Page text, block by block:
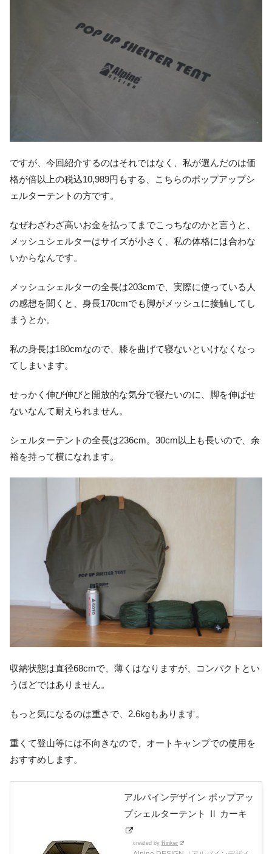
ですが、今回紹介するのはそれではなく、私が選んだのは価
格が倍以上の税込10,989円もする、こちらのポップアップシ
ェルターテントの方です。
なぜわざわざ高いお金を払ってまでこっちなのかと言うと、
メッシュシェルターはサイズが小さく、私の体格には合わな
いからなんです。
メッシュシェルターの全長は203cmで、実際に使っている人
の感想を聞くと、身長170cmでも脚がメッシュに接触してし
まうとか。
私の身長は180cmなので、膝を曲げて寝ないといけなくなっ
てしまいます。
せっかく伸び伸びと開放的な気分で寝たいのに、脚を伸ばせ
ないなんて耐えられません。
シェルターテントの全長は236cm。30cm以上も長いので、余
裕を持って横になれます。
収納状態は直径68cmで、薄くはなりますが、コンパクトとい
うほどではありません。
もっと気になるのは重さで、2.6kgもあります。
重くて登山等には不向きなので、オートキャンプでの使用を
おすすめします。
アルパインデザイン ポップアッ
プシェルターテント Ⅱ カーキ
created by Rinker